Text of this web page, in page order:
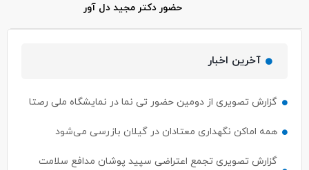
حضور دکتر مجید دل آور
آخرین اخبار
گزارش تصویری از دومین حضور تی نما در نمایشگاه ملی رصتا
همه اماکن نگهداری معتادان در گیلان بازرسی می‌شود
گزارش تصویری تجمع اعتراضی سپید پوشان مدافع سلامت